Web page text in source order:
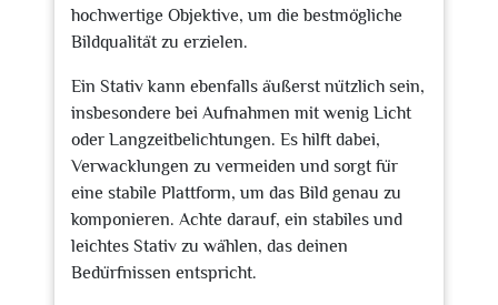
hochwertige Objektive, um die bestmögliche
Bildqualität zu erzielen.
Ein Stativ kann ebenfalls äußerst nützlich sein,
insbesondere bei Aufnahmen mit wenig Licht
oder Langzeitbelichtungen. Es hilft dabei,
Verwacklungen zu vermeiden und sorgt für
eine stabile Plattform, um das Bild genau zu
komponieren. Achte darauf, ein stabiles und
leichtes Stativ zu wählen, das deinen
Bedürfnissen entspricht.